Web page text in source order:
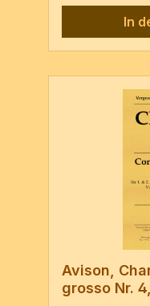
Vl2 conc., Vl2
Stimmen / 36
benötigen, bitte
für Dubletten
In
Avison,
grosso Nr.